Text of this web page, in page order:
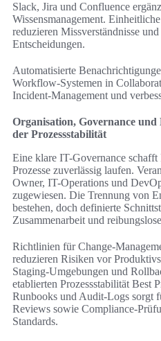
Slack, Jira und Confluence
Wissensmanagement.
reduzieren Missverständnisse
Entscheidungen.
Automatisierte
Workflow-Systemen in
Incident-Management und
Organisation, Governance und
der Prozessstabilität
Eine klare IT-Governance
Prozesse zuverlässig laufen.
Owner, IT-Operations und
zugewiesen. Die Trennung von
bestehen, doch definierte
Zusammenarbeit und
Richtlinien für Change-
reduzieren Risiken vor
Staging-Umgebungen und
etablierten Prozessstabilität Best
Runbooks und Audit-Logs sorgt
Reviews sowie Compliance-
Standards.